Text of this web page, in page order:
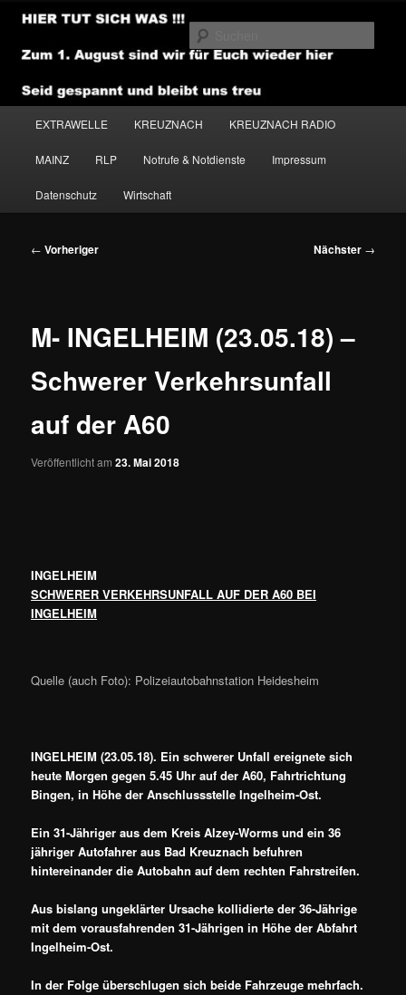
Zum
primären
Inhalt
NEWSHOUSE.MEDIA
EXTRAWELLE KREUZNACH KREUZNACH RADIO
MAINZ RLP Notrufe & Notdienste Impressum
Datenschutz Wirtschaft
Beitragsnavigation
← Vorheriger Nächster →
M- INGELHEIM (23.05.18) –
Schwerer Verkehrsunfall
auf der A60
Veröffentlicht am23. Mai 2018
INGELHEIM
SCHWERER VERKEHRSUNFALL AUF DER A60 BEI
INGELHEIM
Quelle (auch Foto): Polizeiautobahnstation Heidesheim
INGELHEIM (23.05.18). Ein schwerer Unfall ereignete sich
heute Morgen gegen 5.45 Uhr auf der A60, Fahrtrichtung
Bingen, in Höhe der Anschlussstelle Ingelheim-Ost.
Ein 31-Jähriger aus dem Kreis Alzey-Worms und ein 36
jähriger Autofahrer aus Bad Kreuznach befuhren
hintereinander die Autobahn auf dem rechten Fahrstreifen.
Aus bislang ungeklärter Ursache kollidierte der 36-Jährige
mit dem vorausfahrenden 31-Jährigen in Höhe der Abfahrt
Ingelheim-Ost.
In der Folge überschlugen sich beide Fahrzeuge mehrfach.